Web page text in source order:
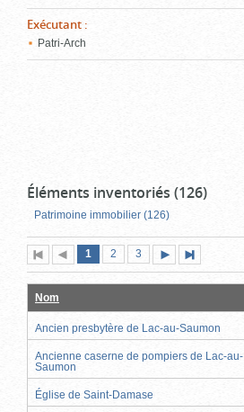
Exécutant :
Patri-Arch
Éléments inventoriés (126)
Patrimoine immobilier (126)
Première
page
Page
précédente
Page
1 (page
actuelle)
Page
2 Page
3
suivante
page
Nom
Ancien presbytère de Lac-au-Saumon
Ancienne caserne de pompiers de Lac-au-
Saumon
Église de Saint-Damase